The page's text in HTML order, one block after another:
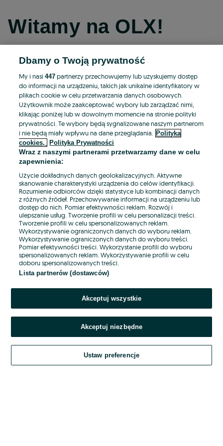
Witamy na OLX!
Kontynuuj przez Facebooka
Kontynuuj przez konto Apple
Kontynuuj przez konto Google
LUB
E-mail
Hasło
Nie pamiętasz hasła?
Zaloguj się
Kontynuując za pośrednictwem jednego z dostawców wskazanych powyżej,
Regulamin serwisu OLX.pl w jego aktualnym brzmieniu.
Dbamy o Twoją prywatność
My i nasi447 partnerzy przechowujemy lub uzyskujemy dostęp
do informacji na urządzeniu, takich jak unikalne identyfikatory w
plikach cookie w celu przetwarzania danych osobowych.
Użytkownik może zaakceptować wybory lub zarządzać nimi,
klikając poniżej lub w dowolnym momencie na stronie polityki
prywatności. Te wybory będą sygnalizowane naszym partnerom
i nie będą miały wpływu na dane przeglądania.
Polityka
cookies,
Polityka Prywatności
Wraz z naszymi partnerami przetwarzamy dane w celu
zapewnienia:
Użycie dokładnych danych geolokalizacyjnych. Aktywne
skanowanie charakterystyki urządzenia do celów identyfikacji.
Rozumienie odbiorców dzięki statystyce lub kombinacji danych
z różnych źródeł. Przechowywanie informacji na urządzeniu lub
dostęp do nich. Pomiar efektywności reklam. Rozwój i
ulepszanie usług. Tworzenie profili w celu personalizacji treści.
Tworzenie profili w celu spersonalizowanych reklam.
Wykorzystywanie ograniczonych danych do wyboru reklam.
Wykorzystywanie ograniczonych danych do wyboru treści.
Pomiar efektywności treści. Wykorzystanie profili do wyboru
spersonalizowanych reklam. Wykorzystywanie profili w celu
doboru spersonalizowanych treści.
Lista partnerów (dostawców)
Akceptuj wszystkie
Akceptuj niezbędne
Ustaw preferencje